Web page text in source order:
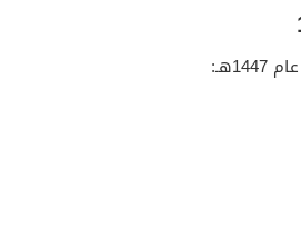
عام 1447هـ: